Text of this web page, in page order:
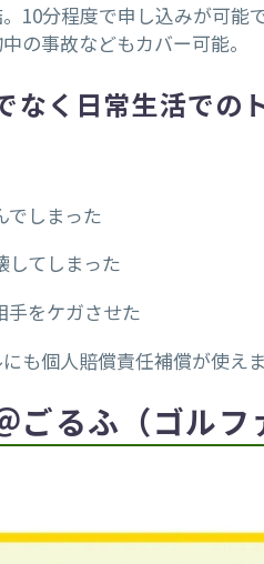
10分程度で申し込みが可能
の事故などもカバー可能。
なく日常生活での
でしまった
してしまった
手をケガさせた
も個人賠償責任補償が使えま
るふ（ゴルフ